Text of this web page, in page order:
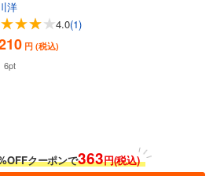
洋
4.0(1)
円 (税込)
6pt
クーポンで363円(税込)